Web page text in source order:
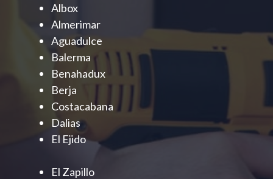
Albox
Almerimar
Aguadulce
Balerma
Benahadux
Berja
Costacabana
Dalias
El Ejido
El Zapillo